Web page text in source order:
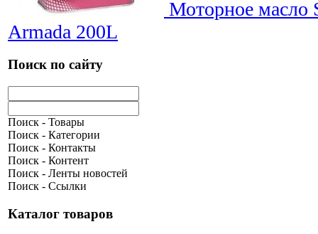
Моторное масло
Armada 200L
Поиск по сайту
Поиск - Товары
Поиск - Категории
Поиск - Контакты
Поиск - Контент
Поиск - Ленты новостей
Поиск - Ссылки
Каталог товаров